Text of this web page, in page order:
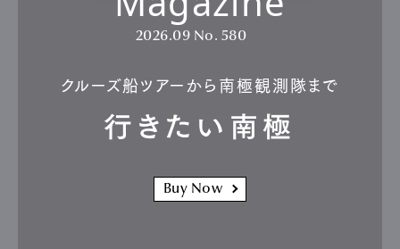
2026.09 No. 580
クルーズ船ツアーから南極観測隊まで
行きたい南極
Buy Now